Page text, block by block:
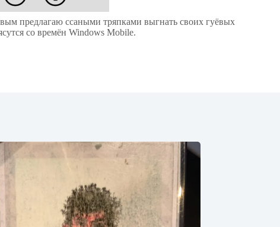
предлагаю ссаными тряпками выгнать своих гуёвых
со времён Windows Mobile.